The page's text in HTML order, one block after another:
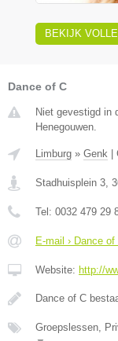
BEKIJK
Dance of C
Niet gevestigd in
Henegouwen.
Limburg » Genk |
Stadhuisplein 3
Tel: 0032 479 29
E-mail › Dance of
Website: http://
Dance of C
Groepslessen,